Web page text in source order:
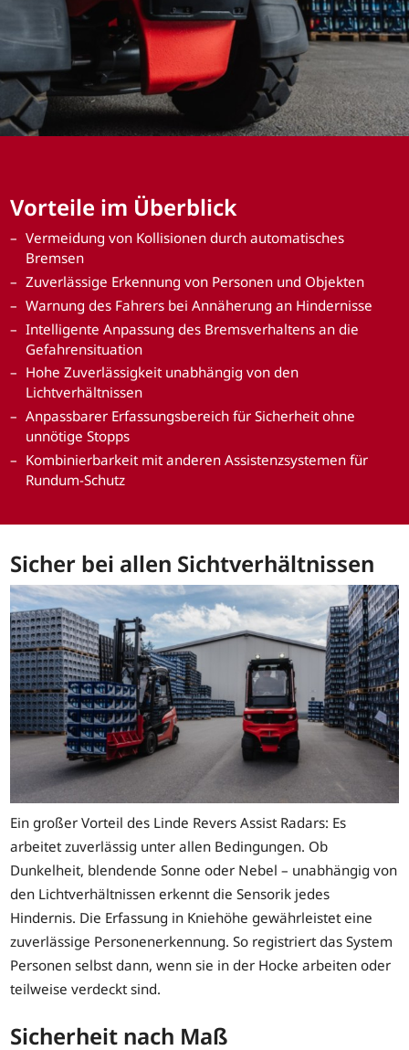
Vorteile im Überblick
Vermeidung von Kollisionen durch automatisches
Bremsen
Zuverlässige Erkennung von Personen und Objekten
Warnung des Fahrers bei Annäherung an Hindernisse
Intelligente Anpassung des Bremsverhaltens an die
Gefahrensituation
Hohe Zuverlässigkeit unabhängig von den
Lichtverhältnissen
Anpassbarer Erfassungsbereich für Sicherheit ohne
unnötige Stopps
Kombinierbarkeit mit anderen Assistenzsystemen für
Rundum-Schutz
Sicher bei allen Sichtverhältnissen
Ein großer Vorteil des Linde Revers Assist Radars: Es
arbeitet zuverlässig unter allen Bedingungen. Ob
Dunkelheit, blendende Sonne oder Nebel – unabhängig von
den Lichtverhältnissen erkennt die Sensorik jedes
Hindernis. Die Erfassung in Kniehöhe gewährleistet eine
zuverlässige Personenerkennung. So registriert das System
Personen selbst dann, wenn sie in der Hocke arbeiten oder
teilweise verdeckt sind.
Sicherheit nach Maß